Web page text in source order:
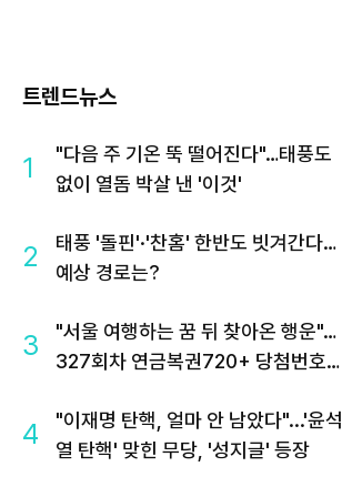
트렌드뉴스
1
"다음 주 기온 뚝 떨어진다"…태풍도
없이 열돔 박살 낸 '이것'
2
태풍 '돌핀'·'찬홈' 한반도 빗겨간다…
예상 경로는?
3
"서울 여행하는 꿈 뒤 찾아온 행운"…
327회차 연금복권720+ 당첨번호조
4
"이재명 탄핵, 얼마 안 남았다"...'윤석
열 탄핵' 맞힌 무당, '성지글' 등장